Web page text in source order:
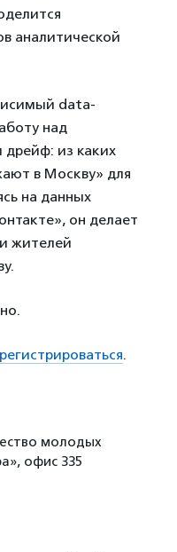
аналитической
data-
над
из каких
в Москву» для
на данных
он делает
жителей
.
молодых
офис 335